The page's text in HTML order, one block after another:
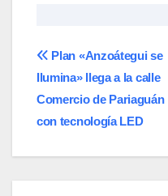
Navegación
de
entradas
Plan «Anzoátegui se
Ilumina» llega a la calle
Comercio de Pariaguán
con tecnología LED